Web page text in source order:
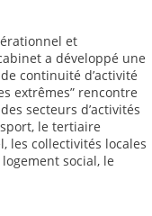
et
a développé une
continuité d’activité
extrêmes” rencontre
secteurs d’activités
le tertiaire
les collectivités locales
social, le